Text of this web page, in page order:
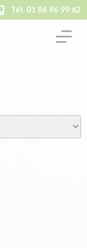
Tél. 01 86 96 99 62